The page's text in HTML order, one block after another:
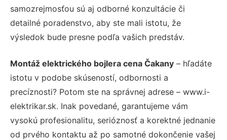
samozrejmosťou sú aj odborné konzultácie či
detailné poradenstvo, aby ste mali istotu, že
výsledok bude presne podľa vašich predstáv.
Montáž elektrického bojlera cena Čakany – hľadáte
istotu v podobe skúseností, odbornosti a
precíznosti? Potom ste na správnej adrese – www.i-
elektrikar.sk. Inak povedané, garantujeme vám
vysokú profesionalitu, serióznosť a korektné jednanie
od prvého kontaktu až po samotné dokončenie vašej